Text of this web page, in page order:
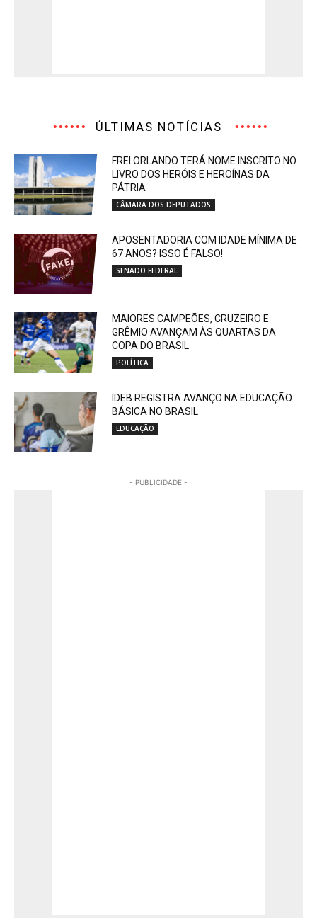
ÚLTIMAS NOTÍCIAS
FREI ORLANDO TERÁ NOME INSCRITO NO
LIVRO DOS HERÓIS E HEROÍNAS DA
PÁTRIA
CÂMARA DOS DEPUTADOS
APOSENTADORIA COM IDADE MÍNIMA DE
67 ANOS? ISSO É FALSO!
SENADO FEDERAL
MAIORES CAMPEÕES, CRUZEIRO E
GRÊMIO AVANÇAM ÀS QUARTAS DA
COPA DO BRASIL
POLÍTICA
IDEB REGISTRA AVANÇO NA EDUCAÇÃO
BÁSICA NO BRASIL
EDUCAÇÃO
- PUBLICIDADE -